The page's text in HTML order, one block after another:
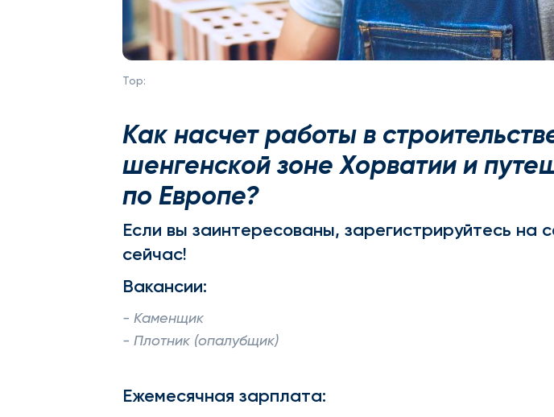
Top:
Как насчет работы в
шенгенской зоне Хорватии и
по Европе?
Если вы заинтересованы, зарегистрируйтесь на
сейчас!
Вакансии:
- Каменщик
- Плотник (опалубщик)
Ежемесячная зарплата: